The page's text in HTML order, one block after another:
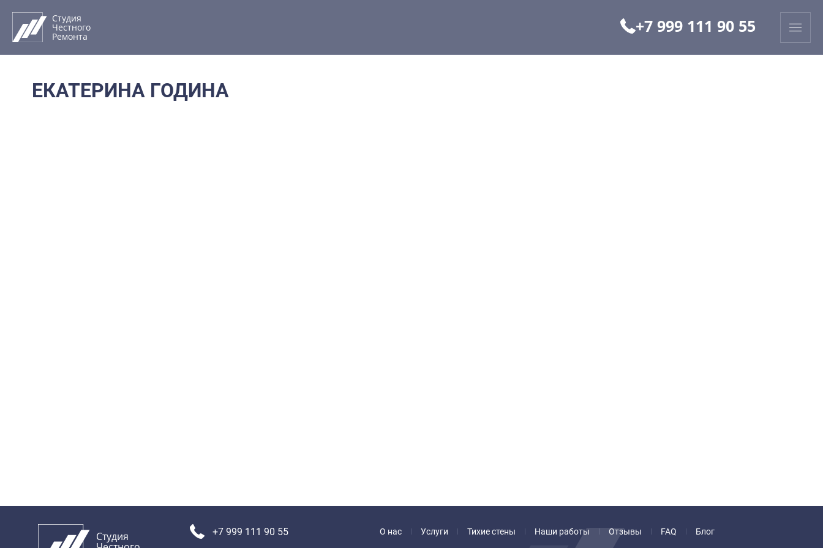
содержимому
Студия
Честного
Ремонта
+7 999 111 90 55
ЕКАТЕРИНА ГОДИНА
Студия +7 999 111 90 55 О нас Услуги Тихие стены Наши работы Отзывы FAQ Блог